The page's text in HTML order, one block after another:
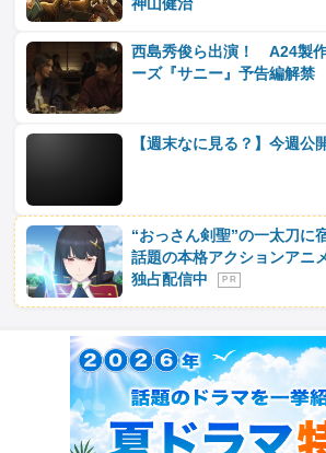
神山健治
西島秀俊ら出演！ A24製
ーズ『サニー』予告編解禁
【週末なに見る？】今週公
“おっさん剣聖”の一太刀
話題の本格アクションアニ
独占配信中
P R